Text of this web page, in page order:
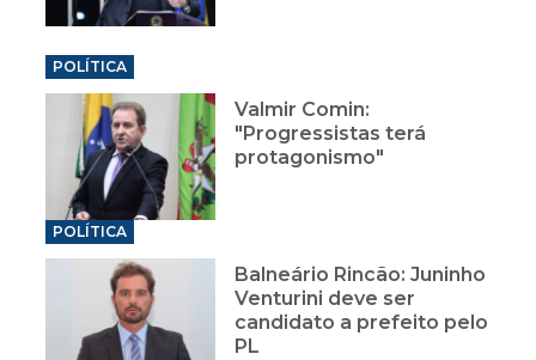
POLÍTICA
Valmir Comin:
"Progressistas terá
protagonismo"
POLÍTICA
Balneário Rincão: Juninho
Venturini deve ser
candidato a prefeito pelo
PL